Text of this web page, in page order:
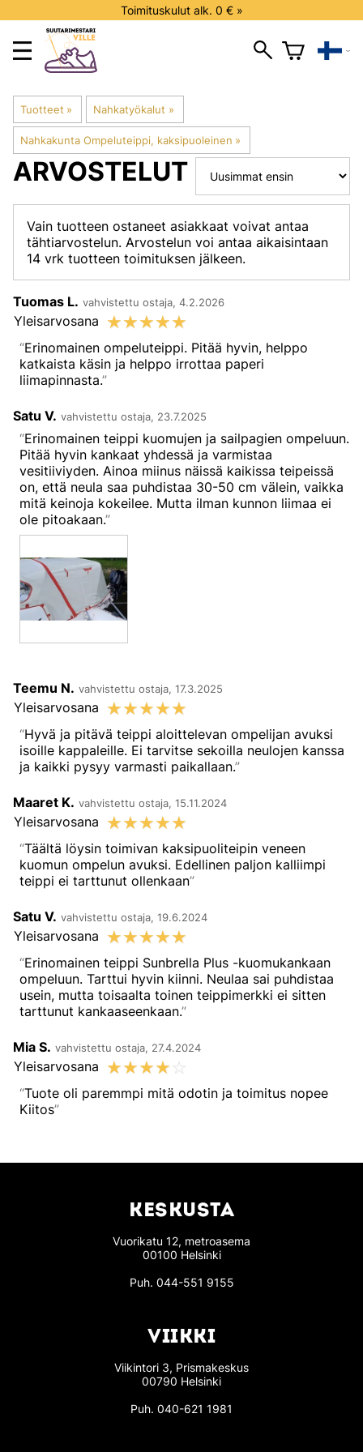
Toimituskulut alk. 0 € »
Tuotteet ‪» Nahkatyökalut ‪»
Nahkakunta Ompeluteippi, kaksipuoleinen ‪»
ARVOSTELUT
Vain tuotteen ostaneet asiakkaat voivat antaa
tähtiarvostelun. Arvostelun voi antaa aikaisintaan
14 vrk tuotteen toimituksen jälkeen.
Tuomas L. vahvistettu ostaja, 4.2.2026
Yleisarvosana ☆☆☆☆☆
Erinomainen ompeluteippi. Pitää hyvin, helppo
katkaista käsin ja helppo irrottaa paperi
liimapinnasta.
Satu V. vahvistettu ostaja, 23.7.2025
Erinomainen teippi kuomujen ja sailpagien ompeluun.
Pitää hyvin kankaat yhdessä ja varmistaa
vesitiiviyden. Ainoa miinus näissä kaikissa teipeissä
on, että neula saa puhdistaa 30-50 cm välein, vaikka
mitä keinoja kokeilee. Mutta ilman kunnon liimaa ei
ole pitoakaan.
Teemu N. vahvistettu ostaja, 17.3.2025
Yleisarvosana ☆☆☆☆☆
Hyvä ja pitävä teippi aloittelevan ompelijan avuksi
isoille kappaleille. Ei tarvitse sekoilla neulojen kanssa
ja kaikki pysyy varmasti paikallaan.
Maaret K. vahvistettu ostaja, 15.11.2024
Yleisarvosana ☆☆☆☆☆
Täältä löysin toimivan kaksipuoliteipin veneen
kuomun ompelun avuksi. Edellinen paljon kalliimpi
teippi ei tarttunut ollenkaan
Satu V. vahvistettu ostaja, 19.6.2024
Yleisarvosana ☆☆☆☆☆
Erinomainen teippi Sunbrella Plus -kuomukankaan
ompeluun. Tarttui hyvin kiinni. Neulaa sai puhdistaa
usein, mutta toisaalta toinen teippimerkki ei sitten
tarttunut kankaaseenkaan.
Mia S. vahvistettu ostaja, 27.4.2024
Yleisarvosana ☆☆☆☆☆
Tuote oli paremmpi mitä odotin ja toimitus nopee
Kiitos
KESKUSTA
Vuorikatu 12, metroasema
00100 Helsinki
Puh. 044-551 9155
VIIKKI
Viikintori 3, Prismakeskus
00790 Helsinki
Puh. 040-621 1981